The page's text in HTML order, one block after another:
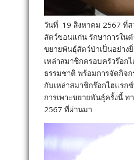
วันที่ 19 สิงหาคม 2567 ที่
สัตว์ขอนแก่น รักษาการใน
ขยายพันธุ์สัตว์ป่าเป็นอย่าง
เหล่าสมาชิกครอบครัวร๊อก
ธรรมชาติ พร้อมการจัดกิจก
กับเหล่าสมาชิกร๊อกไฮแรก
การเพาะขยายพันธุ์ครั้งนี้ ท
2567 ที่ผ่านมา